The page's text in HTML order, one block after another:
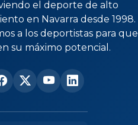
el deporte de alto
en Navarra desde 1998.
a los deportistas para que
su máximo potencial.